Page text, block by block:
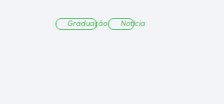
Graduação Notícia